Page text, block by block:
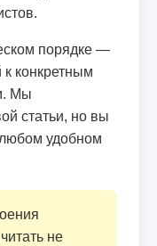
порядке —
конкретным
Мы
статьи, но вы
удобном
не